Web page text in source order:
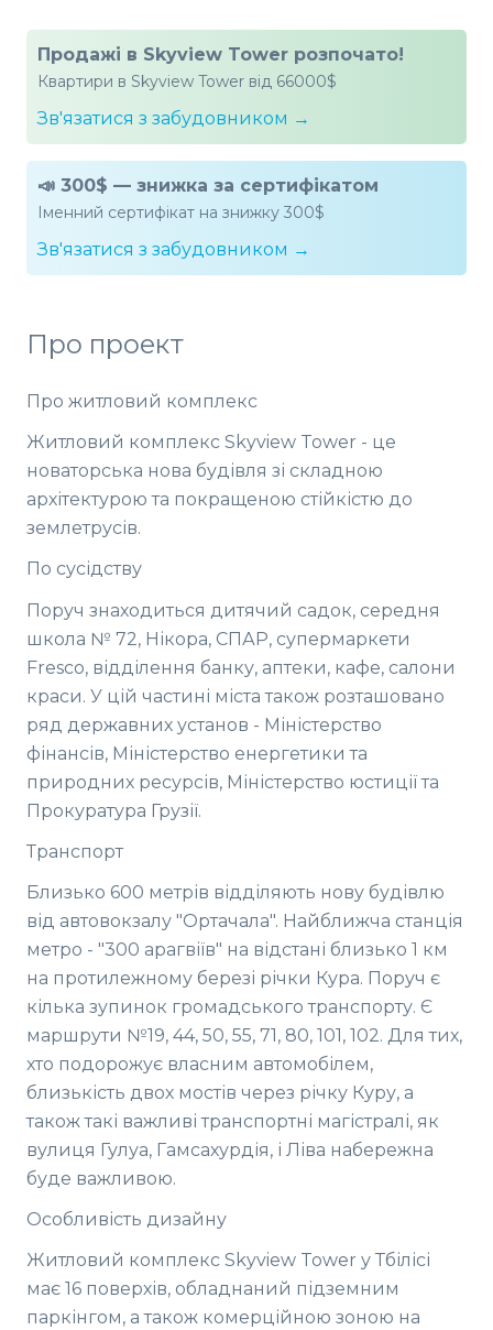
Продажі в Skyview Tower розпочато!
Квартири в Skyview Tower від 66000$
Зв'язатися з забудовником →
📣 300$ — знижка за сертифікатом
Іменний сертифікат на знижку 300$
Зв'язатися з забудовником →
Про проект
Про житловий комплекс
Житловий комплекс Skyview Tower - це
новаторська нова будівля зі складною
архітектурою та покращеною стійкістю до
землетрусів.
По сусідству
Поруч знаходиться дитячий садок, середня
школа № 72, Нікора, СПАР, супермаркети
Fresco, відділення банку, аптеки, кафе, салони
краси. У цій частині міста також розташовано
ряд державних установ - Міністерство
фінансів, Міністерство енергетики та
природних ресурсів, Міністерство юстиції та
Прокуратура Грузії.
Транспорт
Близько 600 метрів відділяють нову будівлю
від автовокзалу "Ортачала". Найближча станція
метро - "300 арагвіїв" на відстані близько 1 км
на протилежному березі річки Кура. Поруч є
кілька зупинок громадського транспорту. Є
маршрути №19, 44, 50, 55, 71, 80, 101, 102. Для тих,
хто подорожує власним автомобілем,
близькість двох мостів через річку Куру, а
також такі важливі транспортні магістралі, як
вулиця Гулуа, Гамсахурдія, і Ліва набережна
буде важливою.
Особливість дизайну
Житловий комплекс Skyview Tower у Тбілісі
має 16 поверхів, обладнаний підземним
паркінгом, а також комерційною зоною на